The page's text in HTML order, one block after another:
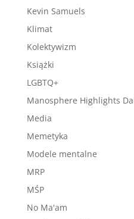
Kevin Samuels
Klimat
Kolektywizm
Książki
LGBTQ+
Manosphere Highlights
Media
Memetyka
Modele mentalne
MRP
MŚP
No Ma'am